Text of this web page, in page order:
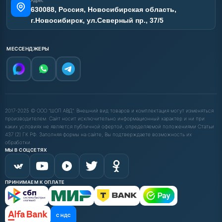
630088, Россия, Новосибирская область,
г.Новосибирск, ул.Северный пр., 37/5
МЕССЕНДЖЕРЫ
2017-2025 © ООО "ШОП АВД". Внешний вид товаров и комплектация могут изменяться
производителем. Сайт носит исключительно информационный характер и ни при
каких условиях не является публичной офертой, определяемой положениями Статьи
437 (2) ГК РФ. Заполняя формы на сайте, Вы подтверждаете возможность их
обработки.
МЫ В СОЦСЕТЯХ
ПРИНИМАЕМ К ОПЛАТЕ
С НДС